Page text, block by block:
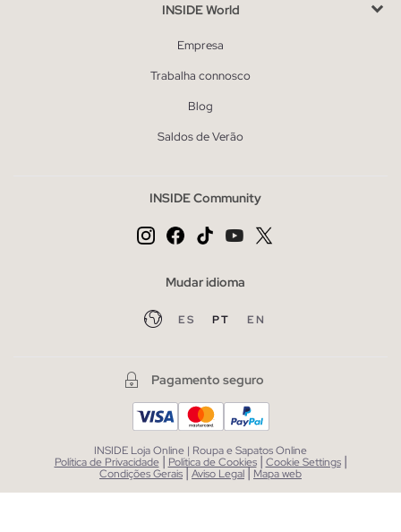
INSIDE World
Empresa
Trabalha connosco
Blog
Saldos de Verão
INSIDE Community
Mudar idioma
ES PT EN
Pagamento seguro
INSIDE Loja Online | Roupa e Sapatos Online
Política de Privacidade | Política de Cookies | Cookie Settings |
Condições Gerais|Aviso Legal| Mapa web